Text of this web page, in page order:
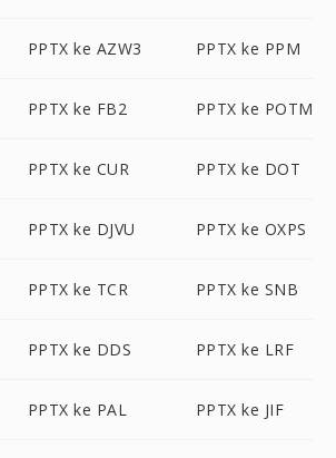
PPTX ke AZW3 PPTX ke PPM
PPTX ke FB2 PPTX ke POTM
PPTX ke CUR PPTX ke DOT
PPTX ke DJVU PPTX ke OXPS
PPTX ke TCR PPTX ke SNB
PPTX ke DDS PPTX ke LRF
PPTX ke PAL PPTX ke JIF